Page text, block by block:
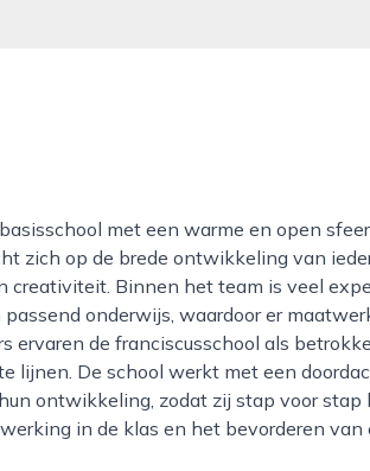
zich op de brede ontwikkeling van
creativiteit. Binnen het team is veel
onderwijs, waardoor er
ervaren de franciscusschool als
lijnen. De school werkt met een
ontwikkeling, zodat zij stap voor stap
in de klas en het bevorderen van